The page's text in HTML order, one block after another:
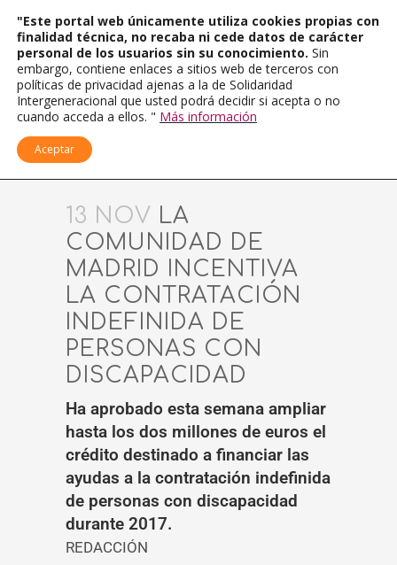
13 NOV LA
COMUNIDAD DE
MADRID INCENTIVA
LA CONTRATACIÓN
INDEFINIDA DE
PERSONAS CON
DISCAPACIDAD
Ha aprobado esta semana ampliar
hasta los dos millones de euros el
crédito destinado a financiar las
ayudas a la contratación indefinida
de personas con discapacidad
durante 2017.
REDACCIÓN
"Este portal web únicamente utiliza cookies propias con
finalidad técnica, no recaba ni cede datos de carácter
personal de los usuarios sin su conocimiento. Sin
embargo, contiene enlaces a sitios web de terceros con
políticas de privacidad ajenas a la de Solidaridad
Intergeneracional que usted podrá decidir si acepta o no
cuando acceda a ellos. " Más información
Aceptar